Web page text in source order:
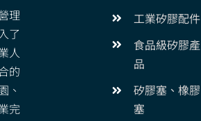
理
了
人
的
、
完
工業矽膠配件
食品級矽膠產
品
矽膠塞、橡膠
塞